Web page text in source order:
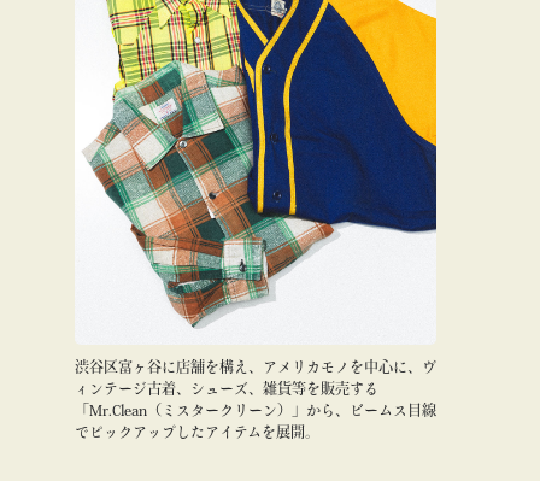
渋谷区富ヶ谷に店舗を構え、アメリカモノを中心に、ヴ
ィンテージ古着、シューズ、雑貨等を販売する
「Mr.Clean（ミスタークリーン）」から、ビームス目線
でピックアップしたアイテムを展開。